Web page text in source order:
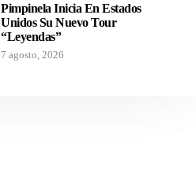
Pimpinela Inicia En Estados
Unidos Su Nuevo Tour
“Leyendas”
7 agosto, 2026